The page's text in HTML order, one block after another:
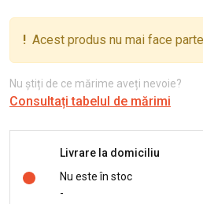
! Acest produs nu mai face
Nu știți de ce mărime aveți nevoie?
Consultați tabelul de mărimi
Livrare la domiciliu
Nu este în stoc
-